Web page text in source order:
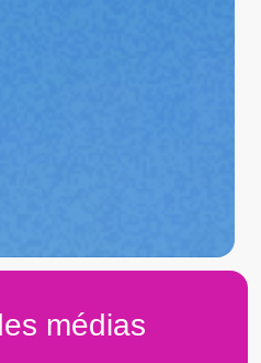
médias